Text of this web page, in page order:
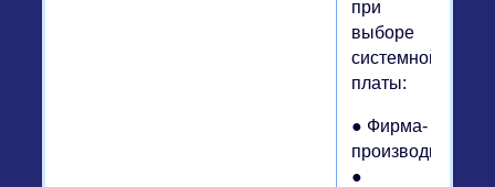
при
выборе
системной
платы:
● Фирма-
производитель
●